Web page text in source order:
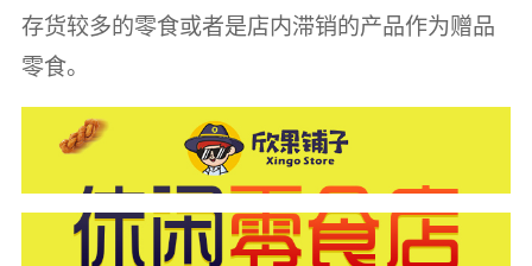
存货较多的零食或者是店内滞销的产品作为赠品
零食。